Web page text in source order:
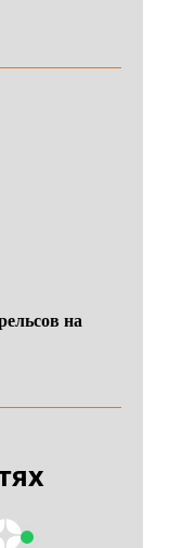
на